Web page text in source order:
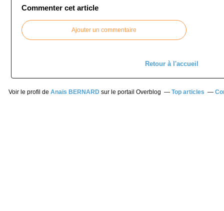
Commenter cet article
Ajouter un commentaire
Retour à l'accueil
Voir le profil de Anaïs BERNARDsur le portail Overblog Top articles